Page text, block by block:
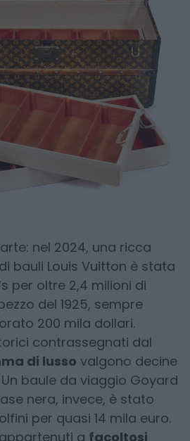
nel 2024, una ricca
di bauli Louis Vuitton è stata
per oltre 2,4 milioni di
del 1925, sempre
200 mila dollari.
contrassegnati dal
di lusso valgono decine
baule da viaggio Goyard
nera, invece, è stato
per quasi 14 mila euro.
a facoltosi